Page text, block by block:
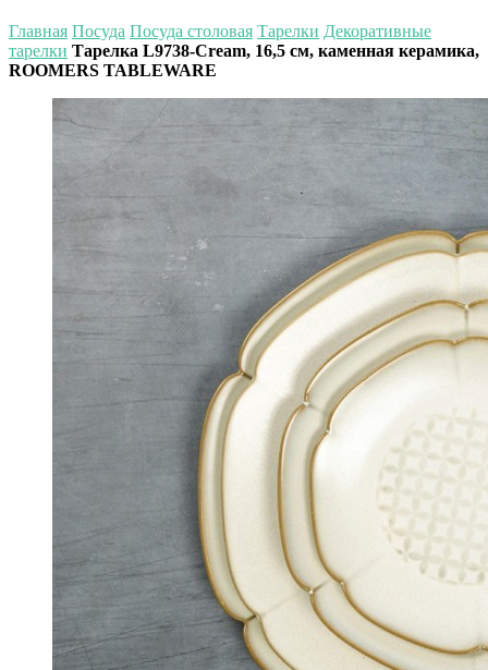
Главная Посуда Посуда столовая Тарелки Декоративные
тарелки Тарелка L9738-Cream, 16,5 см, каменная керамика,
ROOMERS TABLEWARE